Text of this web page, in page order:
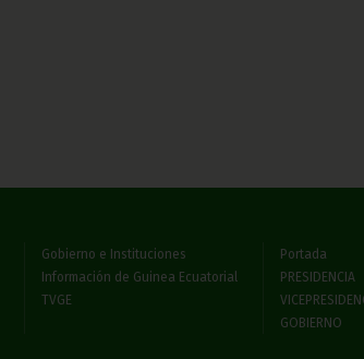
Gobierno e Instituciones
Información de Guinea Ecuatorial
TVGE
Portada
PRESIDENCIA
GOBIERNO